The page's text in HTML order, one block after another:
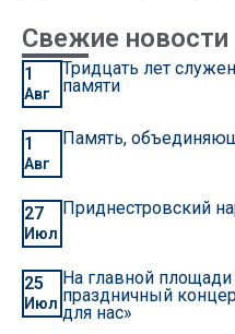
Свежие новости
1
Авг
Тридцать лет
памяти
1
Авг
Память,
27
Июл
Приднестровский
25
Июл
На главной площади
праздничный
для нас»